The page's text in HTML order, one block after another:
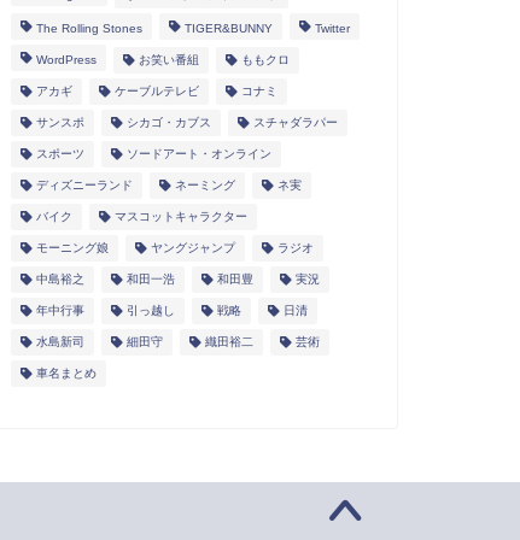
The Rolling Stones TIGER&BUNNY Twitter
WordPress お笑い番組 ももクロ
アカギ ケーブルテレビ コナミ
サンスポ シカゴ・カブス スチャダラパー
スポーツ ソードアート・オンライン
ディズニーランド ネーミング ネ実
バイク マスコットキャラクター
モーニング娘 ヤングジャンプ ラジオ
中島裕之 和田一浩 和田豊 実況
年中行事 引っ越し 戦略 日清
水島新司 細田守 織田裕二 芸術
車名まとめ